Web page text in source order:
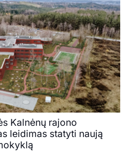
Kalnėnų rajono
leidimas statyti naują